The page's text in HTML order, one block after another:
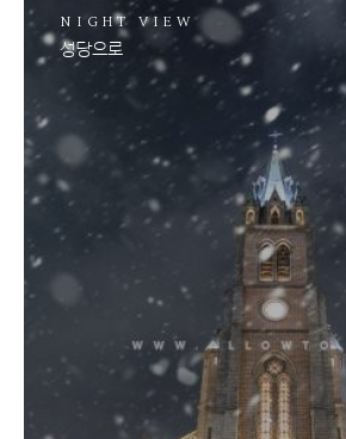
NIGHT VIEW
성당으로